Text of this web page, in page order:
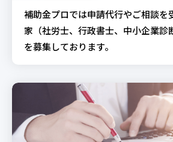
補助金プロでは申請代行やご相談を
家（社労士、行政書士、中小企業診
を募集しております。